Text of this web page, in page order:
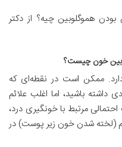
هموگلوبین چیه؟ از دکتر
خون چیست؟
ممکن است در نقطه‌ای که
باشید، اما اغلب علائم
مرتبط با خونگیری درد،
(لخته شدن خون زیر پوست) در